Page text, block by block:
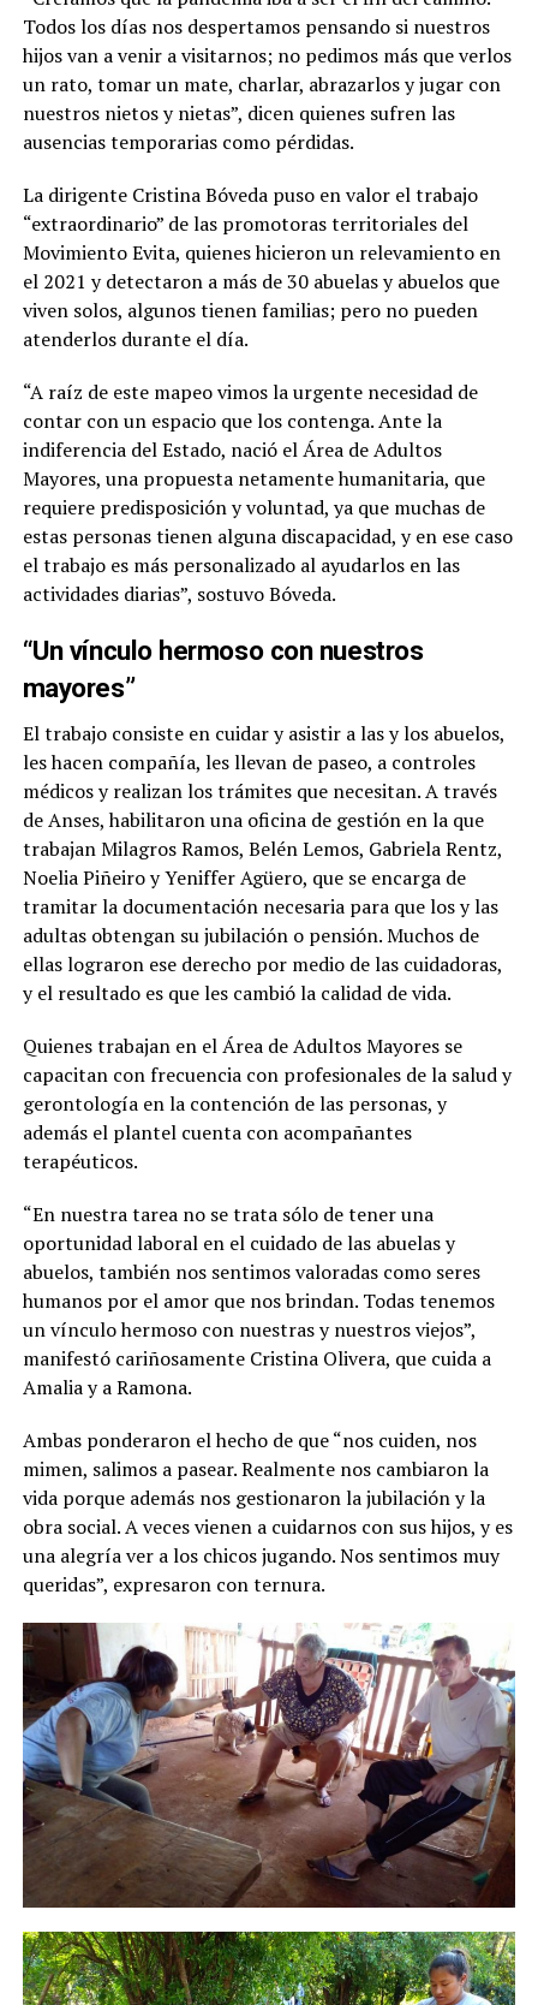
Todos los días nos despertamos pensando si nuestros
hijos van a venir a visitarnos; no pedimos más que verlos
un rato, tomar un mate, charlar, abrazarlos y jugar con
nuestros nietos y nietas”, dicen quienes sufren las
ausencias temporarias como pérdidas.
La dirigente Cristina Bóveda puso en valor el trabajo
“extraordinario” de las promotoras territoriales del
Movimiento Evita, quienes hicieron un relevamiento en
el 2021 y detectaron a más de 30 abuelas y abuelos que
viven solos, algunos tienen familias; pero no pueden
atenderlos durante el día.
“A raíz de este mapeo vimos la urgente necesidad de
contar con un espacio que los contenga. Ante la
indiferencia del Estado, nació el Área de Adultos
Mayores, una propuesta netamente humanitaria, que
requiere predisposición y voluntad, ya que muchas de
estas personas tienen alguna discapacidad, y en ese caso
el trabajo es más personalizado al ayudarlos en las
actividades diarias”, sostuvo Bóveda.
“Un vínculo hermoso con nuestros
mayores”
El trabajo consiste en cuidar y asistir a las y los abuelos,
les hacen compañía, les llevan de paseo, a controles
médicos y realizan los trámites que necesitan. A través
de Anses, habilitaron una oficina de gestión en la que
trabajan Milagros Ramos, Belén Lemos, Gabriela Rentz,
Noelia Piñeiro y Yeniffer Agüero, que se encarga de
tramitar la documentación necesaria para que los y las
adultas obtengan su jubilación o pensión. Muchos de
ellas lograron ese derecho por medio de las cuidadoras,
y el resultado es que les cambió la calidad de vida.
Quienes trabajan en el Área de Adultos Mayores se
capacitan con frecuencia con profesionales de la salud y
gerontología en la contención de las personas, y
además el plantel cuenta con acompañantes
terapéuticos.
“En nuestra tarea no se trata sólo de tener una
oportunidad laboral en el cuidado de las abuelas y
abuelos, también nos sentimos valoradas como seres
humanos por el amor que nos brindan. Todas tenemos
un vínculo hermoso con nuestras y nuestros viejos”,
manifestó cariñosamente Cristina Olivera, que cuida a
Amalia y a Ramona.
Ambas ponderaron el hecho de que “nos cuiden, nos
mimen, salimos a pasear. Realmente nos cambiaron la
vida porque además nos gestionaron la jubilación y la
obra social. A veces vienen a cuidarnos con sus hijos, y es
una alegría ver a los chicos jugando. Nos sentimos muy
queridas”, expresaron con ternura.